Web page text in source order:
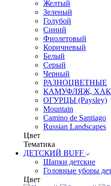
Желтый
Зеленый
Голубой
Синий
Фиолетовый
Коричневый
Белый
Серый
Черный
РАЗНОЦВЕТНЫЕ
КАМУФЛЯЖ,
ОГУРЦЫ (Paysley)
Mountain
Camino de Santiago
Russian Landscapes
Цвет
Тематика
ДЕТСКИЙ BUFF
Шапки детские
Головные уборы
Цвет